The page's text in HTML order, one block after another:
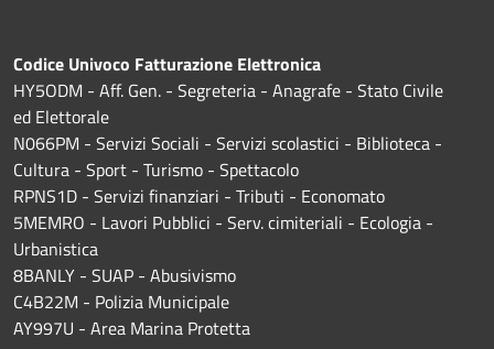
Codice Univoco Fatturazione Elettronica
HY5ODM - Aff. Gen. - Segreteria - Anagrafe - Stato Civile
ed Elettorale
N066PM - Servizi Sociali - Servizi scolastici - Biblioteca -
Cultura - Sport - Turismo - Spettacolo
RPNS1D - Servizi finanziari - Tributi - Economato
5MEMRO - Lavori Pubblici - Serv. cimiteriali - Ecologia -
Urbanistica
8BANLY - SUAP - Abusivismo
C4B22M - Polizia Municipale
AY997U - Area Marina Protetta